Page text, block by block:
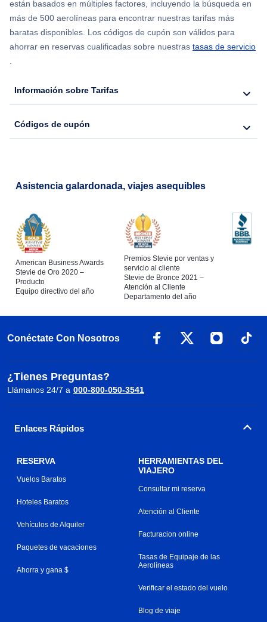
están basados en múltiples factores, incluyendo la búsqueda en
más de 500 aerolíneas para encontrar nuestras tarifas más
baratas disponibles. Los códigos de cupón son válidos para
ahorrar en reservas cualificadas sobre nuestras tasas de servicio
.
Información sobre Tarifas
Códigos de cupón
Asistencia galardonada, viajes asequibles
American Business Awards
Stevie de Oro 2020 –
Producto
Equipo directivo del año
Premios Stevie por ventas y
servicio al cliente
Stevie de Bronce 2021 –
Atención al Cliente
Departamento del año
Conéctate Con Nosotros
¿Tienes Preguntas?
Llámanos 24/7 a 000-800-050-3541
Enlaces Rápidos
RESERVA
Vuelos Baratos
Hoteles Baratos
Vehículos de Alquiler
Paquetes de vacaciones
Ahorra y gana $
HERRAMIENTAS DEL
VIAJERO
Consultar mi reserva
Atención al Cliente
Facturacion online
Tasas de Equipaje de las
Aerolíneas
Verificar el estado del vuelo
Blog de viaje